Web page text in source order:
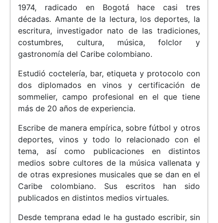
1974, radicado en Bogotá hace casi tres
décadas. Amante de la lectura, los deportes, la
escritura, investigador nato de las tradiciones,
costumbres, cultura, música, folclor y
gastronomía del Caribe colombiano.
Estudió coctelería, bar, etiqueta y protocolo con
dos diplomados en vinos y certificación de
sommelier, campo profesional en el que tiene
más de 20 años de experiencia.
Escribe de manera empírica, sobre fútbol y otros
deportes, vinos y todo lo relacionado con el
tema, así como publicaciones en distintos
medios sobre cultores de la música vallenata y
de otras expresiones musicales que se dan en el
Caribe colombiano. Sus escritos han sido
publicados en distintos medios virtuales.
Desde temprana edad le ha gustado escribir, sin